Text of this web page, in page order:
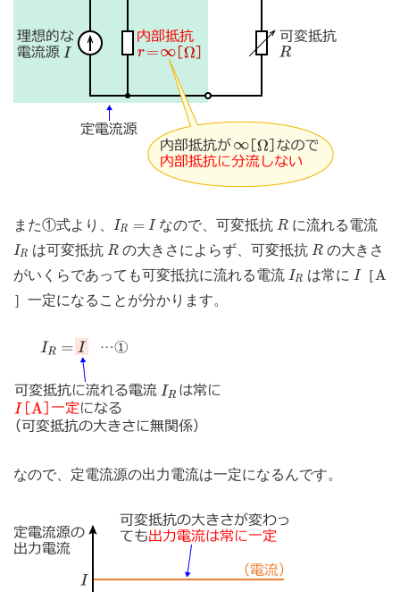
また①式より、 IR = I
IR なので、可変抵抗 R
R に流れる電流
IR
IR は可変抵抗 R
Rの大きさによらず、可変抵抗 R
Rの大きさ
がいくらであっても可変抵抗に流れる電流 IR
IR は常に I
I［A
A
］一定になることが分かります。
なので、定電流源の出力電流は一定になるんです。